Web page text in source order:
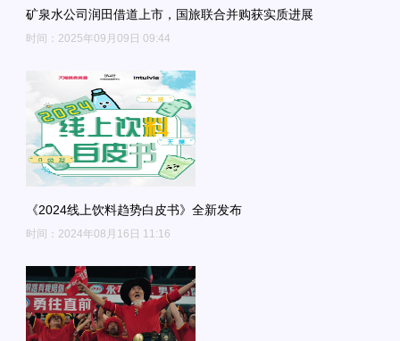
矿泉水公司润田借道上市，国旅联合并购获实质进展
时间：2025年09月09日 09:44
《2024线上饮料趋势白皮书》全新发布
时间：2024年08月16日 11:16